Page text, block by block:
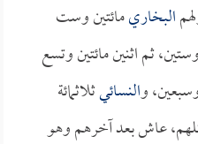
البخاريمائتين وست
ثم اثنين مائتين وتسع
والنسائيثلاثمائة
عاش بعد آخرهم وهو